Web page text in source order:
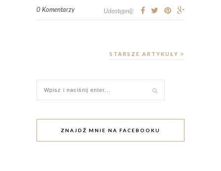
0 Komentarzy Udostępnij:
STARSZE ARTYKUŁY
ZNAJDŹ MNIE NA FACEBOOKU